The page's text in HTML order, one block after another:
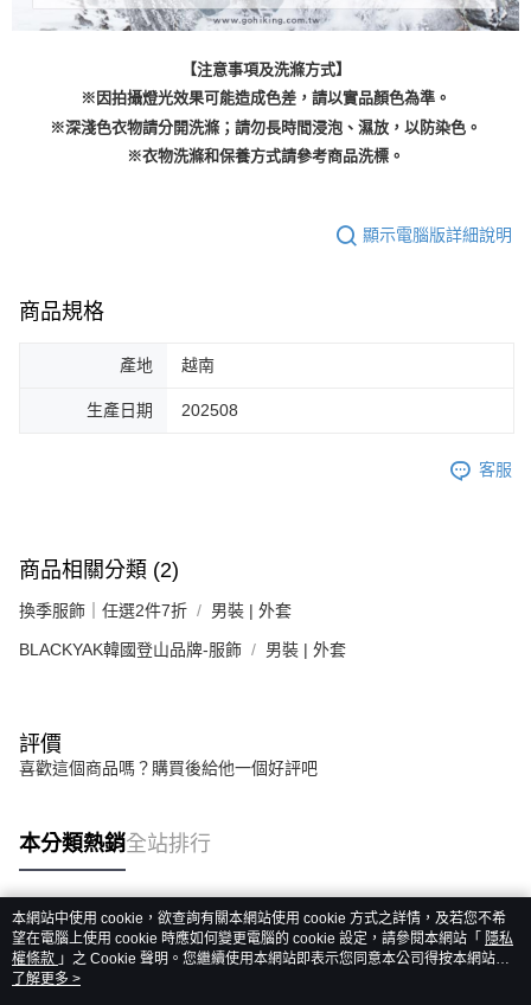
【注意事項及洗滌方式】
※因拍攝燈光效果可能造成色差，請以實品顏色為準。
※深淺色衣物請分開洗滌；請勿長時間浸泡、濕放，以防染色。
※衣物洗滌和保養方式請參考商品洗標。
顯示電腦版詳細說明
商品規格
產地 越南
生產日期 202508
客服
商品相關分類 (2)
換季服飾｜任選2件7折 男裝 | 外套
BLACKYAK韓國登山品牌-服飾 男裝 | 外套
評價
喜歡這個商品嗎？購買後給他一個好評吧
本分類熱銷全站排行
熱門標籤
本網站中使用 cookie，欲查詢有關本網站使用 cookie 方式之詳情，及若您不希
望在電腦上使用 cookie 時應如何變更電腦的 cookie 設定，請參閱本網站「 隱私
權條款 」之 Cookie 聲明。您繼續使用本網站即表示您同意本公司得按本網站使
用條款之 Cookie 聲明使用 cookie。
了解更多 >